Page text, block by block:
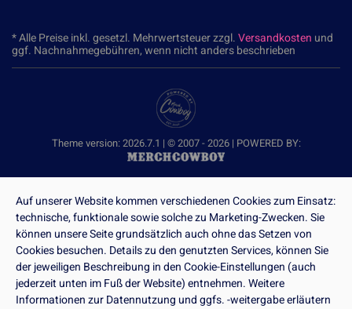
* Alle Preise inkl. gesetzl. Mehrwertsteuer zzgl.Versandkosten und
ggf. Nachnahmegebühren, wenn nicht anders beschrieben
Theme version: 2026.7.1 | © 2007 - 2026 | POWERED BY:
Auf unserer Website kommen verschiedenen Cookies zum Einsatz:
technische, funktionale sowie solche zu Marketing-Zwecken. Sie
können unsere Seite grundsätzlich auch ohne das Setzen von
Cookies besuchen. Details zu den genutzten Services, können Sie
der jeweiligen Beschreibung in den Cookie-Einstellungen (auch
jederzeit unten im Fuß der Website) entnehmen. Weitere
Informationen zur Datennutzung und ggfs. -weitergabe erläutern